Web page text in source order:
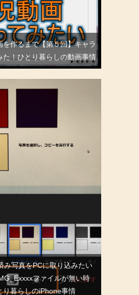
を作るまで【第５回】キャラ
た！ひとり暮らしの動画事情
み写真をPCに取り込みたい
ファイルが無い時
り暮らしのiPhone事情